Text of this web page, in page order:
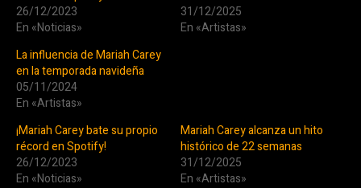
26/12/2023
En «Noticias»
31/12/2025
En «Artistas»
La influencia de Mariah Carey
en la temporada navideña
05/11/2024
En «Artistas»
¡Mariah Carey bate su propio
récord en Spotify!
26/12/2023
En «Noticias»
Mariah Carey alcanza un hito
histórico de 22 semanas
31/12/2025
En «Artistas»